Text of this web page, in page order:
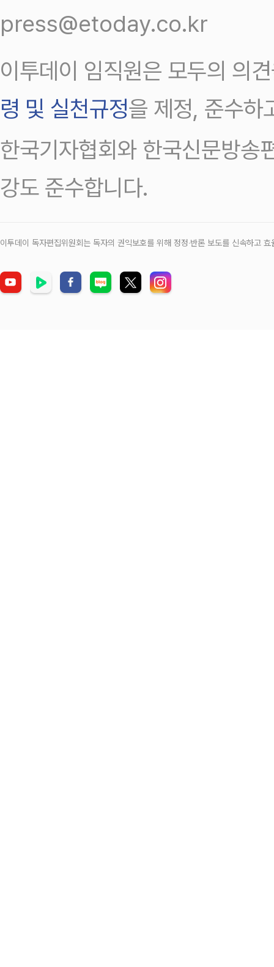
press@etoday.co.kr
이투데이 임직원은 모두의 의
령 및 실천규정을 제정, 준수하
한국기자협회와 한국신문방송
강도 준수합니다.
이투데이 독자편집위원회는 독자의 권익보호를 위해 정정‧반론 보도를 신속하고